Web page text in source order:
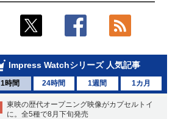
Impress Watchシリーズ 人気記事
1時間 24時間 1週間 1カ月
東映の歴代オープニング映像がカプセルトイ
に。全5種で8月下旬発売